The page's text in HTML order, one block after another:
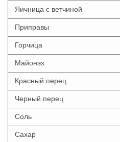
Яичница с ветчиной
Приправы
Горчица
Майонэз
Красный перец
Черный перец
Соль
Сахар